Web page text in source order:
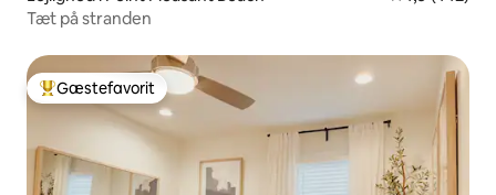
Tæt på stranden
Bedste gæstefavorit
Gæstefavorit